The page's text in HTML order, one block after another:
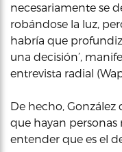
necesariamente se
robándose la luz,
habría que
una decisión’,
entrevista radial
De hecho,
que hayan
entender que es el